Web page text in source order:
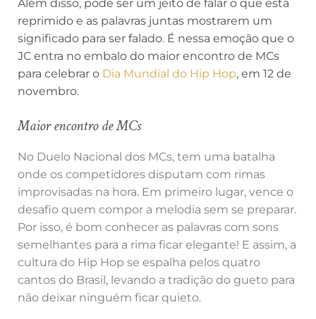
Além disso, pode ser um jeito de falar o que está
reprimido e as palavras juntas mostrarem um
significado para ser falado. É nessa emoção que o
JC entra no embalo do maior encontro de MCs
para celebrar o Dia Mundial do Hip Hop, em 12 de
novembro.
Maior encontro de MCs
No Duelo Nacional dos MCs, tem uma batalha
onde os competidores disputam com rimas
improvisadas na hora. Em primeiro lugar, vence o
desafio quem compor a melodia sem se preparar.
Por isso, é bom conhecer as palavras com sons
semelhantes para a rima ficar elegante! E assim, a
cultura do Hip Hop se espalha pelos quatro
cantos do Brasil, levando a tradição do gueto para
não deixar ninguém ficar quieto.